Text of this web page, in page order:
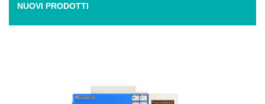
NUOVI PRODOTTI